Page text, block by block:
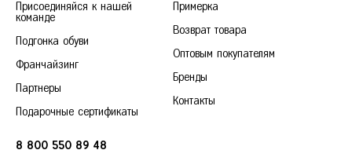
Присоединяйся к нашей
команде
Подгонка обуви
Франчайзинг
Партнеры
Подарочные сертификаты
Примерка
Возврат товара
Оптовым покупателям
Бренды
Контакты
8 800 550 89 48